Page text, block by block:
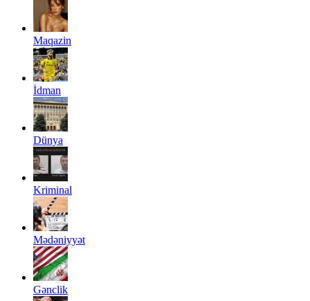
Maqazin
İdman
Dünya
Kriminal
Mədəniyyət
Gənclik